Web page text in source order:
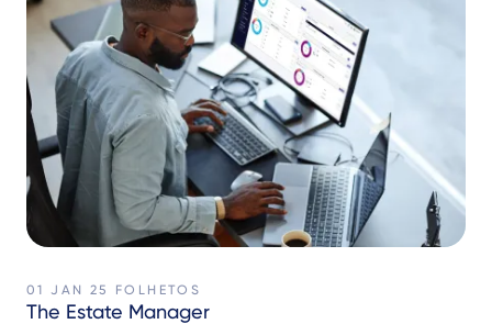
01 JAN 25 FOLHETOS
The Estate Manager